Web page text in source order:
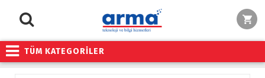
TÜM KATEGORİLER